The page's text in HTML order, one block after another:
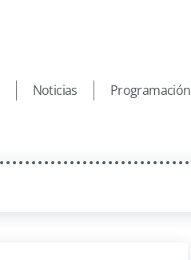
Noticias Programación